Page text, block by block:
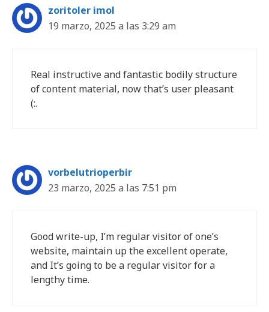
zoritoler imol
19 marzo, 2025 a las 3:29 am
Real instructive and fantastic bodily structure
of content material, now that’s user pleasant
(:.
vorbelutrioperbir
23 marzo, 2025 a las 7:51 pm
Good write-up, I’m regular visitor of one’s
website, maintain up the excellent operate,
and It’s going to be a regular visitor for a
lengthy time.